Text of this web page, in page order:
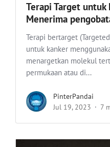
Terapi Target untuk
Menerima
Terapi bertarget
untuk kanker
menargetkan molekul
permukaan atau di...
PinterPandai
Jul 19, 2023
7